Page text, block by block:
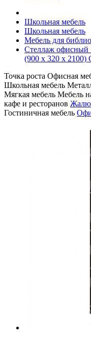
Школьная мебель
Школьная мебель
Мебель для
Стеллаж офисный
(900 x 320 x 2100)
Точка роста Офисная
Школьная мебель
Мягкая мебель Мебель
кафе и ресторанов
Гостиничная мебель